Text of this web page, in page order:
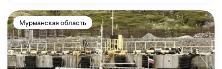
Мурманская область